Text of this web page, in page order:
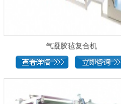
气凝胶毡复合机